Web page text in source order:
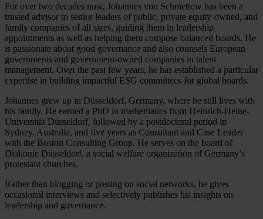
For over two decades now, Johannes von Schmettow has been a
trusted advisor to senior leaders of public, private equity-owned, and
family companies of all sizes, guiding them in leadership
appointments as well as helping them compose balanced boards. He
is passionate about good governance and also counsels European
governments and government-owned companies in talent
management. Over the past few years, he has established a particular
expertise in building impactful ESG committees for global boards.
Johannes grew up in Düsseldorf, Germany, where he still lives with
his family. He earned a PhD in mathematics from Heinrich-Heine-
Universität Düsseldorf, followed by a postdoctoral period in
Sydney, Australia, and five years as Consultant and Case Leader
with the Boston Consulting Group. He serves on the board of
Diakonie Düsseldorf, a social welfare organization of Germany’s
protestant churches.
Rather than blogging or posting on social networks, he gives
occasional interviews and selectively publishes his insights on
leadership and governance.